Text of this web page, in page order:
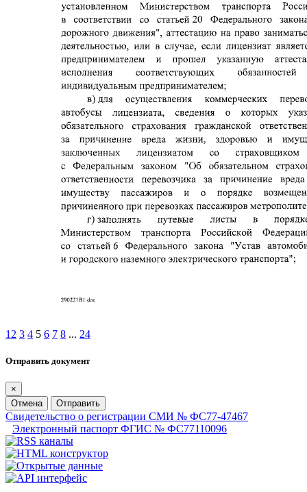
1 2 3 4 5 6 7 8 ... 24
Отправить документ
×
Отмена
Отправить
Свидетельство о регистрации СМИ № ФС77-47467
Электронный паспорт ФГИС № ФС77110096